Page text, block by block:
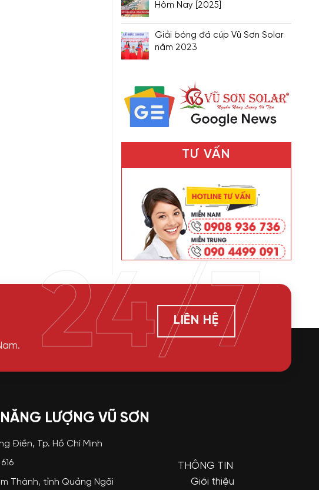
Hôm Nay [2025]
Giải bóng đá cúp Vũ Sơn Solar
năm 2023
TƯ VẤN
LIÊN HỆ
24/7
LƯỢNG VŨ SƠN
Điền, Tp. Hồ Chí Minh
Thành, tỉnh Quảng Ngãi
THÔNG TIN
Giới thiệu